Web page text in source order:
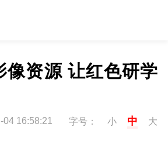
像资源 让红色研学
16:58:21 字号： 小 中 大